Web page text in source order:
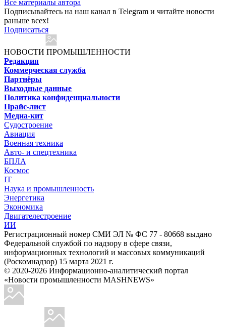
Все материалы автора
Подписывайтесь на наш канал в Telegram и читайте новости
раньше всех!
Подписаться
НОВОСТИ ПРОМЫШЛЕННОСТИ
Редакция
Коммерческая служба
Партнёры
Выходные данные
Политика конфиденциальности
Прайс-лист
Медиа-кит
Судостроение
Авиация
Военная техника
Авто- и спецтехника
БПЛА
Космос
IT
Наука и промышленность
Энергетика
Экономика
Двигателестроение
ИИ
Регистрационный номер СМИ ЭЛ № ФС 77 - 80668 выдано
Федеральной службой по надзору в сфере связи,
информационных технологий и массовых коммуникаций
(Роскомнадзор) 15 марта 2021 г.
© 2020-2026 Информационно-аналитический портал
«Новости промышленности MASHNEWS»